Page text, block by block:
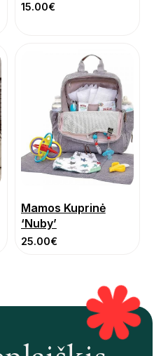
15.00€
Mamos Kuprinė
‘Nuby’
25.00€